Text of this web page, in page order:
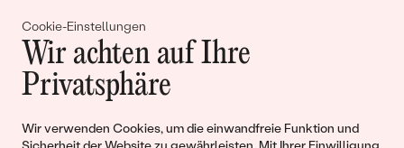
Cookie-Einstellungen
Wir achten auf Ihre
Privatsphäre
Wir verwenden Cookies, um die einwandfreie Funktion und
Gemeinsam erschaffen wir
Geschichten von Schönheit und
Liebe
Begleiten Sie uns!